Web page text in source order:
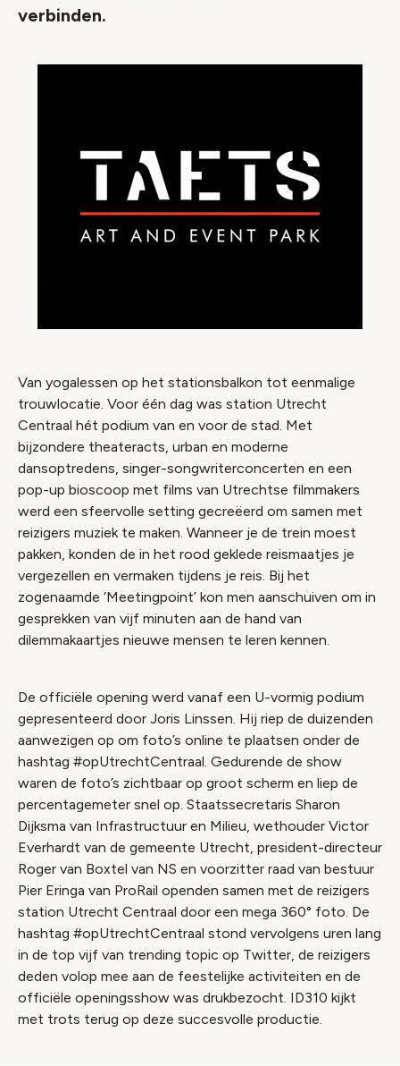
verbinden.
Van yogalessen op het stationsbalkon tot eenmalige
trouwlocatie. Voor één dag was station Utrecht
Centraal hét podium van en voor de stad. Met
bijzondere theateracts, urban en moderne
dansoptredens, singer-songwriterconcerten en een
pop-up bioscoop met films van Utrechtse filmmakers
werd een sfeervolle setting gecreëerd om samen met
reizigers muziek te maken. Wanneer je de trein moest
pakken, konden de in het rood geklede reismaatjes je
vergezellen en vermaken tijdens je reis. Bij het
zogenaamde ‘Meetingpoint’ kon men aanschuiven om in
gesprekken van vijf minuten aan de hand van
dilemmakaartjes nieuwe mensen te leren kennen.
De officiële opening werd vanaf een U-vormig podium
gepresenteerd door Joris Linssen. Hij riep de duizenden
aanwezigen op om foto’s online te plaatsen onder de
hashtag #opUtrechtCentraal. Gedurende de show
waren de foto’s zichtbaar op groot scherm en liep de
percentagemeter snel op. Staatssecretaris Sharon
Dijksma van Infrastructuur en Milieu, wethouder Victor
Everhardt van de gemeente Utrecht, president-directeur
Roger van Boxtel van NS en voorzitter raad van bestuur
Pier Eringa van ProRail openden samen met de reizigers
station Utrecht Centraal door een mega 360° foto. De
hashtag #opUtrechtCentraal stond vervolgens uren lang
in de top vijf van trending topic op Twitter, de reizigers
deden volop mee aan de feestelijke activiteiten en de
officiële openingsshow was drukbezocht. ID310 kijkt
met trots terug op deze succesvolle productie.